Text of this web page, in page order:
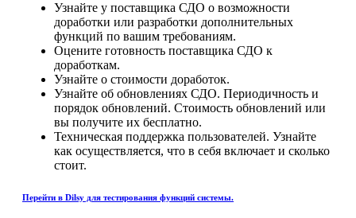
Узнайте у поставщика СДО о возможности
доработки или разработки дополнительных
функций по вашим требованиям.
Оцените готовность поставщика СДО к
доработкам.
Узнайте о стоимости доработок.
Узнайте об обновлениях СДО. Периодичность и
порядок обновлений. Стоимость обновлений или
вы получите их бесплатно.
Техническая поддержка пользователей. Узнайте
как осуществляется, что в себя включает и сколько
стоит.
Перейти в Dilsy для тестирования функций системы.